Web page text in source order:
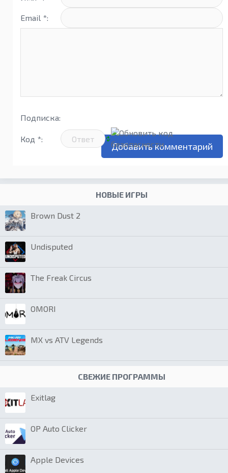
Email *:
Подписка:
Код *:
НОВЫЕ ИГРЫ
Brown Dust 2
Undisputed
The Freak Circus
OMORI
MX vs ATV Legends
СВЕЖИЕ ПРОГРАММЫ
Exitlag
OP Auto Clicker
Apple Devices